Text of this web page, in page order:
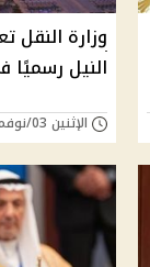
وزارة
النيل رسميًا في 9 نوفمبر
الإثنين 03/نوفمبر/2025 - 12:09 م